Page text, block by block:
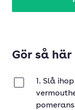
Gör så här
1. Slå